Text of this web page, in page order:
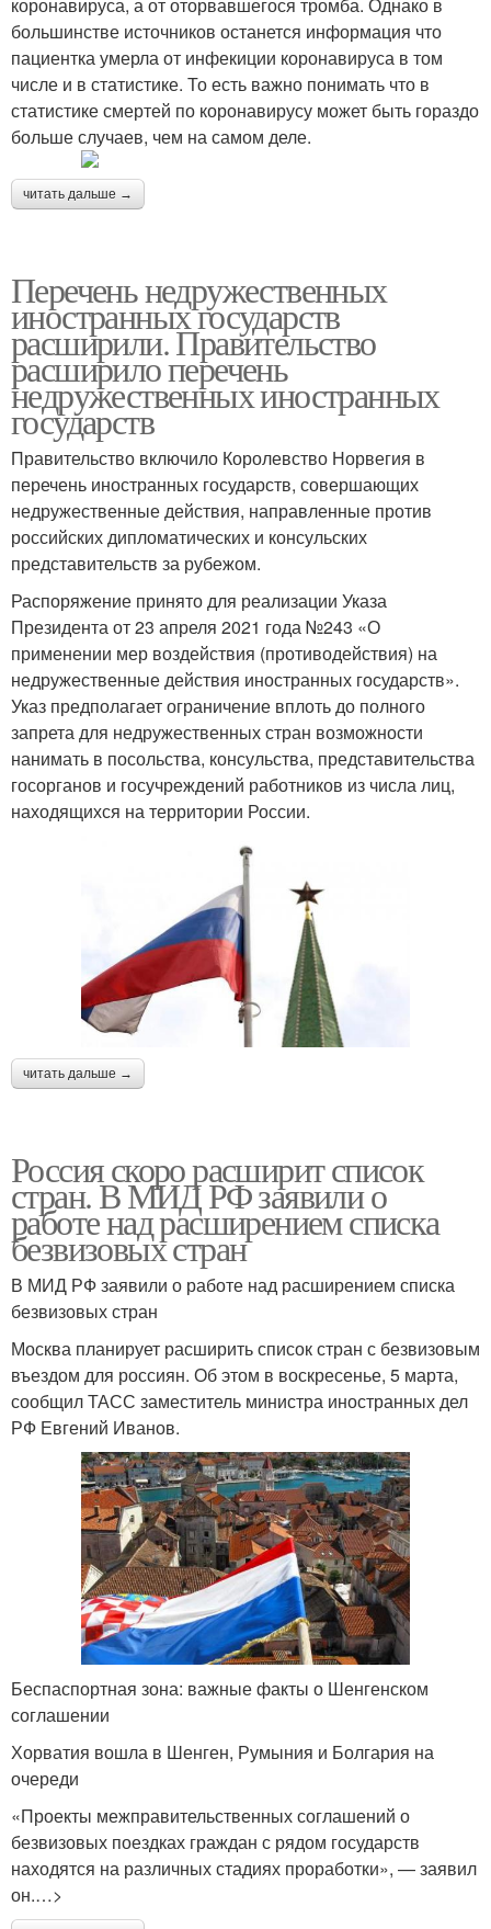
большинстве источников останется информация что
пациентка умерла от инфекиции коронавируса в том
числе и в статистике. То есть важно понимать что в
статистике смертей по коронавирусу может быть гораздо
больше случаев, чем на самом деле.
читать дальше →
Перечень недружественных
иностранных государств
расширили. Правительство
расширило перечень
недружественных иностранных
государств
Правительство включило Королевство Норвегия в
перечень иностранных государств, совершающих
недружественные действия, направленные против
российских дипломатических и консульских
представительств за рубежом.
Распоряжение принято для реализации Указа
Президента от 23 апреля 2021 года №243 «О
применении мер воздействия (противодействия) на
недружественные действия иностранных государств».
Указ предполагает ограничение вплоть до полного
запрета для недружественных стран возможности
нанимать в посольства, консульства, представительства
госорганов и госучреждений работников из числа лиц,
находящихся на территории России.
читать дальше →
Россия скоро расширит список
стран. В МИД РФ заявили о
работе над расширением списка
безвизовых стран
В МИД РФ заявили о работе над расширением списка
безвизовых стран
Москва планирует расширить список стран с безвизовым
въездом для россиян. Об этом в воскресенье, 5 марта,
сообщил ТАСС заместитель министра иностранных дел
РФ Евгений Иванов.
Беспаспортная зона: важные факты о Шенгенском
соглашении
Хорватия вошла в Шенген, Румыния и Болгария на
очереди
«Проекты межправительственных соглашений о
безвизовых поездках граждан с рядом государств
находятся на различных стадиях проработки», — заявил
он.…>